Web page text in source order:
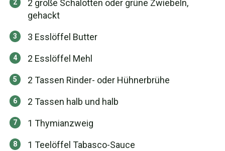
2 große Schalotten oder grüne Zwiebeln,
gehackt
3 Esslöffel Butter
2 Esslöffel Mehl
2 Tassen Rinder- oder Hühnerbrühe
2 Tassen halb und halb
1 Thymianzweig
1 Teelöffel Tabasco-Sauce